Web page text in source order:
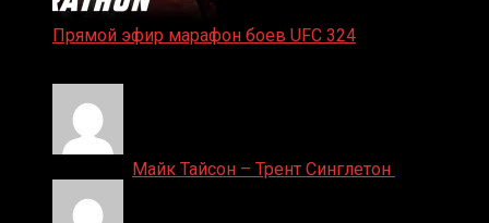
Прямой эфир марафон боев UFC 324
Майк Тайсон – Трент Синглетон